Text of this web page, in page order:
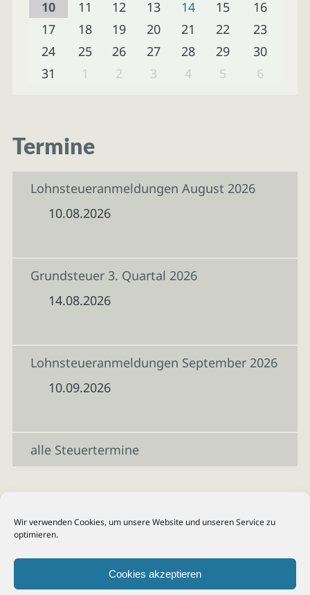
Wir verwenden Cookies, um unsere Website und unseren Service zu
optimieren.
Cookies akzeptieren
10
11 12 13 14 15
16
17
18 19 20 21 22
23
24
25 26 27 28 29
30
31
1 2 3 4 5 6
Termine
Lohnsteueranmeldungen August 2026
10.08.2026
Grundsteuer 3. Quartal 2026
14.08.2026
Lohnsteueranmeldungen September 2026
10.09.2026
alle Steuertermine